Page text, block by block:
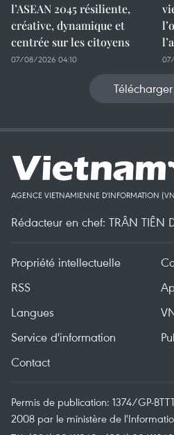
l’ASEAN 2045 résiliente,
créative, dynamique et
centrée sur les citoyens
07/08/2026 04:10
AGENCE VIETNAMIENNE D'INFORMATION
Rédacteur en chef: TRÂN TIÊN
Propriété intellectuelle
RSS
Langues
Service d'information
Contact
Permis de publication: 1374/GP-
2008 par le ministère de